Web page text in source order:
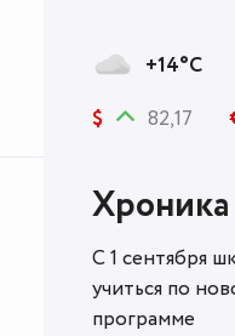
+14°C
$ 82,17
Хроника
С 1 сентября
учиться по
программе